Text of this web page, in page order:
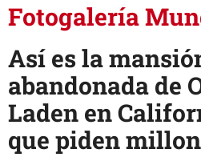
Fotogalería
Así es la
abandonada de
Laden en
que piden